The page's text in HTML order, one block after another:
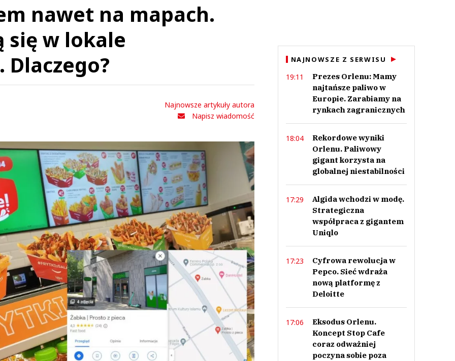
nawet na mapach.
się w lokale
Najnowsze artykuły autora
Napisz wiadomość
NAJNOWSZE Z SERWISU
19:11
Prezes Orlenu: Mamy
najtańsze paliwo w
Europie. Zarabiamy na
rynkach zagranicznych
18:04
Rekordowe wyniki
Orlenu. Paliwowy
gigant korzysta na
globalnej niestabilności
17:29
Algida wchodzi w modę.
Strategiczna
współpraca z gigantem
Uniqlo
17:23
Cyfrowa rewolucja w
Pepco. Sieć wdraża
nową platformę z
Deloitte
17:06
Eksodus Orlenu.
Koncept Stop Cafe
coraz odważniej
poczyna sobie poza